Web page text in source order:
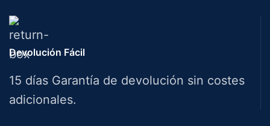
Devolución Fácil
15 días Garantía de devolución sin costes
adicionales.